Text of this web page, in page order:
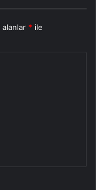
* ile